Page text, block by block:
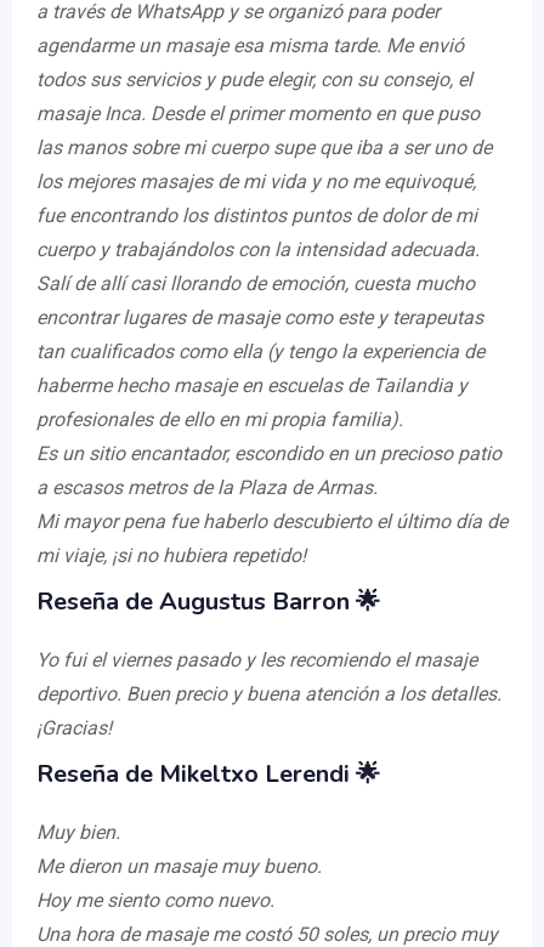
a través de WhatsApp y se organizó para poder
agendarme un masaje esa misma tarde. Me envió
todos sus servicios y pude elegir, con su consejo, el
masaje Inca. Desde el primer momento en que puso
las manos sobre mi cuerpo supe que iba a ser uno de
los mejores masajes de mi vida y no me equivoqué,
fue encontrando los distintos puntos de dolor de mi
cuerpo y trabajándolos con la intensidad adecuada.
Salí de allí casi llorando de emoción, cuesta mucho
encontrar lugares de masaje como este y terapeutas
tan cualificados como ella (y tengo la experiencia de
haberme hecho masaje en escuelas de Tailandia y
profesionales de ello en mi propia familia).
Es un sitio encantador, escondido en un precioso patio
a escasos metros de la Plaza de Armas.
Mi mayor pena fue haberlo descubierto el último día de
mi viaje, ¡si no hubiera repetido!
Reseña de Augustus Barron 🌟
Yo fui el viernes pasado y les recomiendo el masaje
deportivo. Buen precio y buena atención a los detalles.
¡Gracias!
Reseña de Mikeltxo Lerendi 🌟
Muy bien.
Me dieron un masaje muy bueno.
Hoy me siento como nuevo.
Una hora de masaje me costó 50 soles, un precio muy